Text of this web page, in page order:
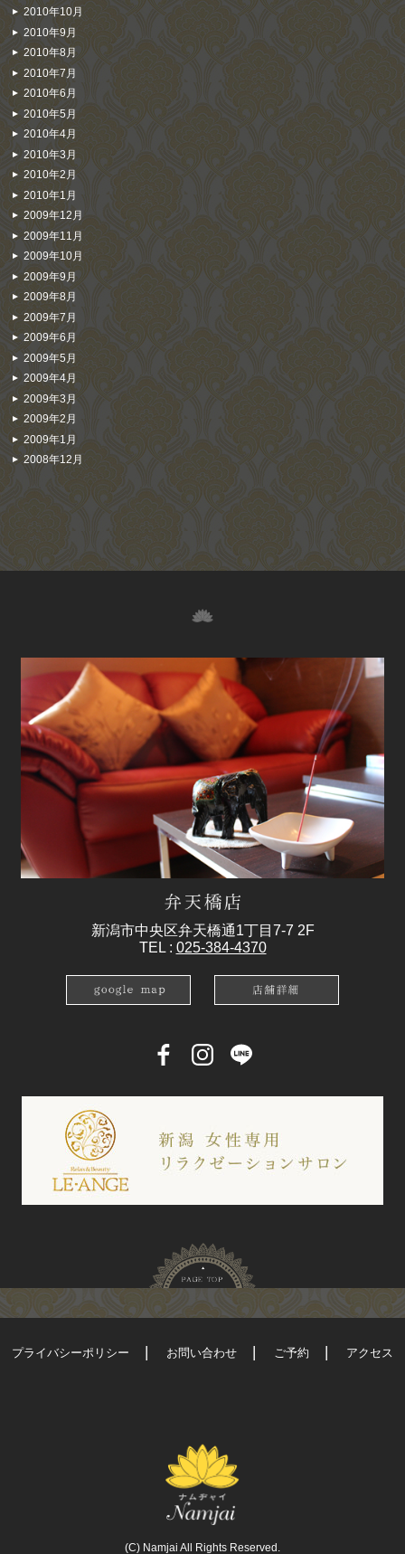
2010年10月
2010年9月
2010年8月
2010年7月
2010年6月
2010年5月
2010年4月
2010年3月
2010年2月
2010年1月
2009年12月
2009年11月
2009年10月
2009年9月
2009年8月
2009年7月
2009年6月
2009年5月
2009年4月
2009年3月
2009年2月
2009年1月
2008年12月
新潟市中央区弁天橋通1丁目7-7 2F
TEL : 025-384-4370
プライバシーポリシー お問い合わせ ご予約 アクセス
(C) Namjai All Rights Reserved.